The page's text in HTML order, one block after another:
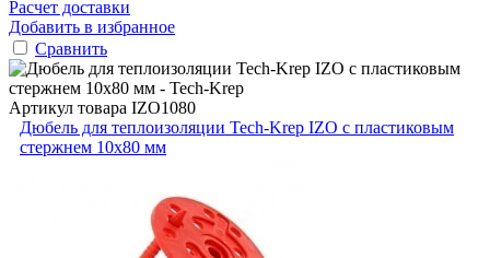
Расчет доставки
Добавить в избранное
Сравнить
Артикул товара IZO1080
Дюбель для теплоизоляции Tech-Krep IZО с пластиковым
стержнем 10х80 мм